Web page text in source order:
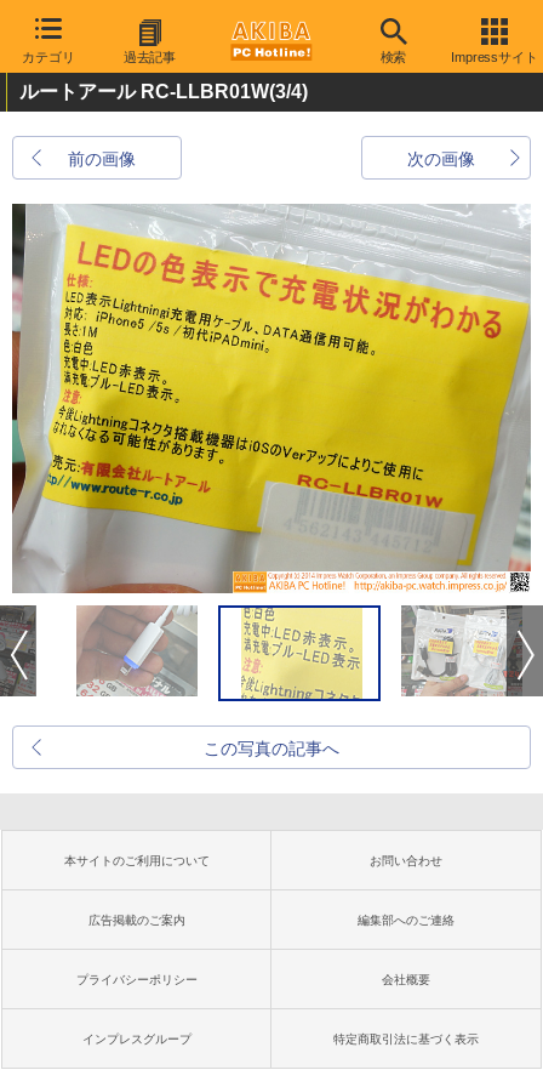
カテゴリ 過去記事 検索 Impressサイト
ルートアール RC-LLBR01W(3/4)
前の画像 次の画像
この写真の記事へ
本サイトのご利用について お問い合わせ
広告掲載のご案内 編集部へのご連絡
プライバシーポリシー 会社概要
インプレスグループ 特定商取引法に基づく表示